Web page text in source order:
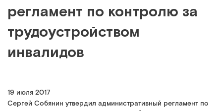
регламент по контролю за
трудоустройством
инвалидов
19 июля 2017
Сергей Собянин утвердил административный регламент по